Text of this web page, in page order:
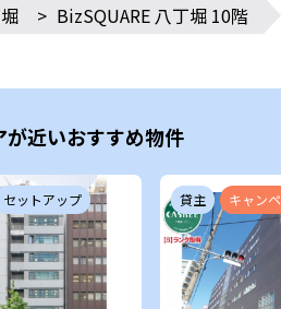
> BizSQUARE 八丁堀 10階
が近いおすすめ物件
セットアップ 貸主 キャン